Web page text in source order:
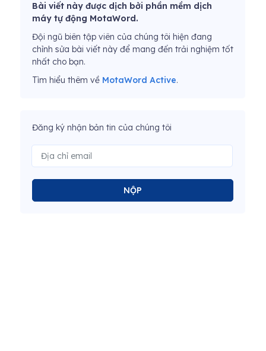
Bài viết này được dịch bởi phần mềm dịch
máy tự động MotaWord.
Đội ngũ biên tập viên của chúng tôi hiện đang
chỉnh sửa bài viết này để mang đến trải nghiệm tốt
nhất cho bạn.
Tìm hiểu thêm về MotaWord Active.
Đăng ký nhận bản tin của chúng tôi
NỘP